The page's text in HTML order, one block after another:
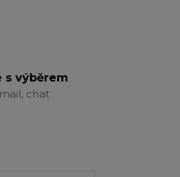
s výběrem
chat